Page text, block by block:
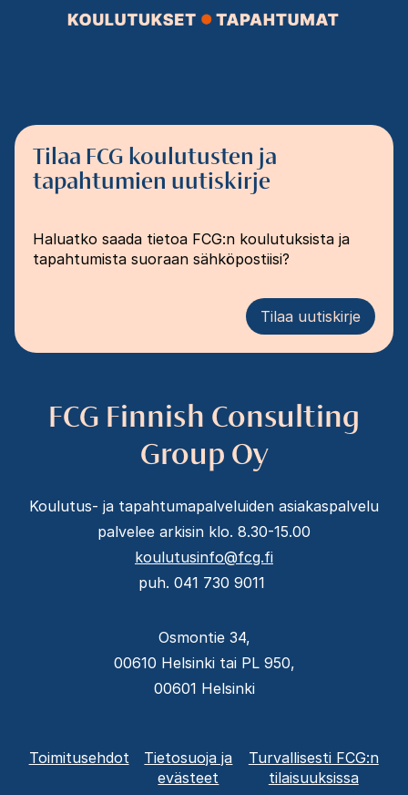
Tilaa FCG koulutusten ja
tapahtumien uutiskirje
Haluatko saada tietoa FCG:n koulutuksista ja
tapahtumista suoraan sähköpostiisi?
Tilaa uutiskirje
FCG Finnish Consulting
Group Oy
Koulutus- ja tapahtumapalveluiden asiakaspalvelu
palvelee arkisin klo. 8.30-15.00
koulutusinfo@fcg.fi
puh. 041 730 9011
Osmontie 34,
00610 Helsinki tai PL 950,
00601 Helsinki
Alatunnisteen
Toimitusehdot
Tietosuoja ja
evästeet
Turvallisesti FCG:n
tilaisuuksissa